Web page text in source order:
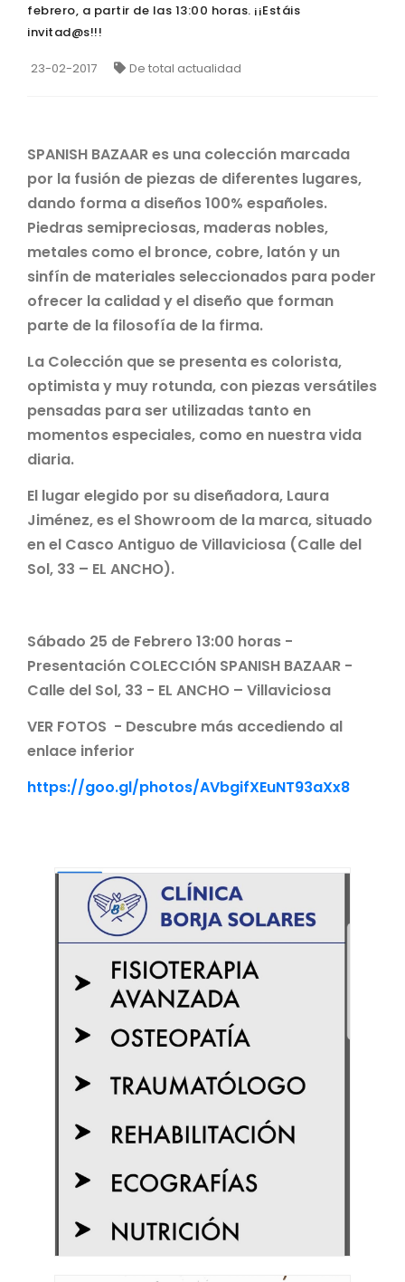
febrero, a partir de las 13:00 horas. ¡¡Estáis
invitad@s!!!
23-02-2017 De total actualidad
SPANISH BAZAAR es una colección marcada
por la fusión de piezas de diferentes lugares,
dando forma a diseños 100% españoles.
Piedras semipreciosas, maderas nobles,
metales como el bronce, cobre, latón y un
sinfín de materiales seleccionados para poder
ofrecer la calidad y el diseño que forman
parte de la filosofía de la firma.
La Colección que se presenta es colorista,
optimista y muy rotunda, con piezas versátiles
pensadas para ser utilizadas tanto en
momentos especiales, como en nuestra vida
diaria.
El lugar elegido por su diseñadora, Laura
Jiménez, es el Showroom de la marca, situado
en el Casco Antiguo de Villaviciosa (Calle del
Sol, 33 – EL ANCHO).
Sábado 25 de Febrero 13:00 horas -
Presentación COLECCIÓN SPANISH BAZAAR -
Calle del Sol, 33 - EL ANCHO – Villaviciosa
VER FOTOS - Descubre más accediendo al
enlace inferior
https://goo.gl/photos/AVbgifXEuNT93aXx8